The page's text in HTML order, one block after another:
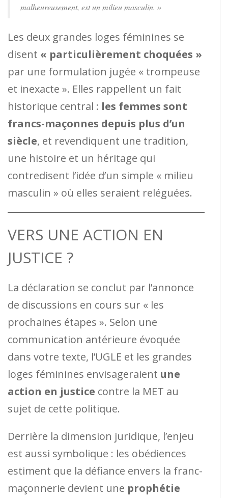
malheureusement, est un milieu masculin. »
Les deux grandes loges féminines se
disent « particulièrement choquées »
par une formulation jugée « trompeuse
et inexacte ». Elles rappellent un fait
historique central : les femmes sont
francs-maçonnes depuis plus d’un
siècle, et revendiquent une tradition,
une histoire et un héritage qui
contredisent l’idée d’un simple « milieu
masculin » où elles seraient reléguées.
VERS UNE ACTION EN
JUSTICE ?
La déclaration se conclut par l’annonce
de discussions en cours sur « les
prochaines étapes ». Selon une
communication antérieure évoquée
dans votre texte, l’UGLE et les grandes
loges féminines envisageraient une
action en justice contre la MET au
sujet de cette politique.
Derrière la dimension juridique, l’enjeu
est aussi symbolique : les obédiences
estiment que la défiance envers la franc-
maçonnerie devient une prophétie